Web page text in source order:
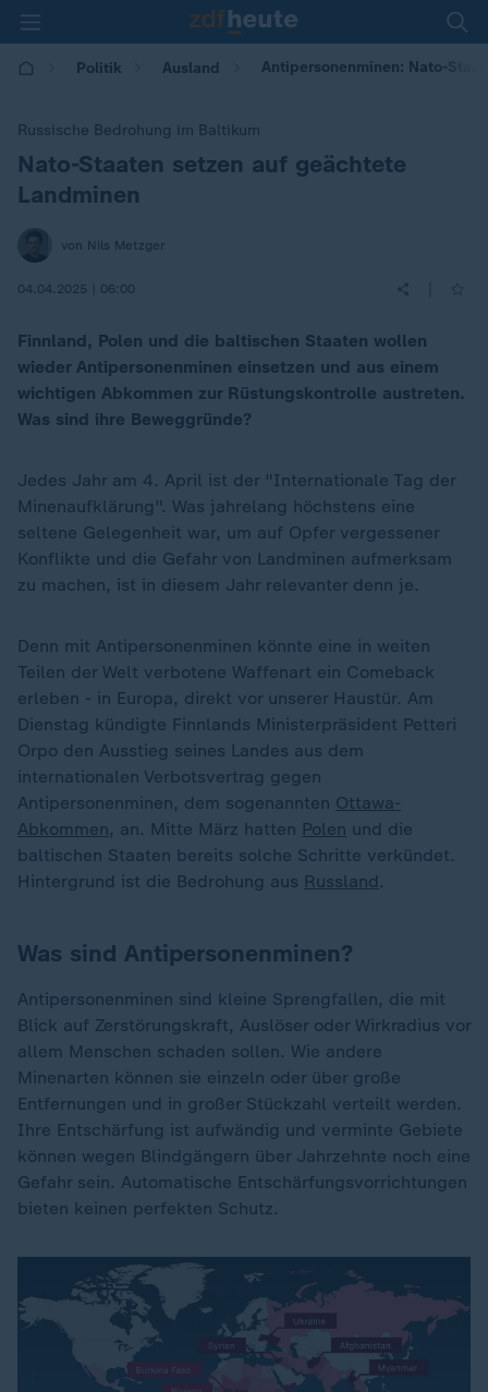
Politik Ausland Antipersonenminen: Nato-
Russische Bedrohung im Baltikum
:Nato-Staaten setzen auf geächtete
Landminen
von Nils Metzger
04.04.2025 | 06:00
Finnland, Polen und die baltischen Staaten wollen
wieder Antipersonenminen einsetzen und aus einem
wichtigen Abkommen zur Rüstungskontrolle austreten.
Was sind ihre Beweggründe?
Jedes Jahr am 4. April ist der "Internationale Tag der
Minenaufklärung". Was jahrelang höchstens eine
seltene Gelegenheit war, um auf Opfer vergessener
Konflikte und die Gefahr von Landminen aufmerksam
zu machen, ist in diesem Jahr relevanter denn je.
Denn mit Antipersonenminen könnte eine in weiten
Teilen der Welt verbotene Waffenart ein Comeback
erleben - in Europa, direkt vor unserer Haustür. Am
Dienstag kündigte Finnlands Ministerpräsident Petteri
Orpo den Ausstieg seines Landes aus dem
internationalen Verbotsvertrag gegen
Antipersonenminen, dem sogenannten Ottawa-
Abkommen, an. Mitte März hatten Polen und die
baltischen Staaten bereits solche Schritte verkündet.
Hintergrund ist die Bedrohung aus Russland .
Was sind Antipersonenminen?
Antipersonenminen sind kleine Sprengfallen, die mit
Blick auf Zerstörungskraft, Auslöser oder Wirkradius vor
allem Menschen schaden sollen. Wie andere
Minenarten können sie einzeln oder über große
Entfernungen und in großer Stückzahl verteilt werden.
Ihre Entschärfung ist aufwändig und verminte Gebiete
können wegen Blindgängern über Jahrzehnte noch eine
Gefahr sein. Automatische Entschärfungsvorrichtungen
bieten keinen perfekten Schutz.